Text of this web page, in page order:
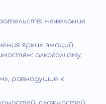
нежелание
ярких эмоций
алкоголизму,
равнодушие к